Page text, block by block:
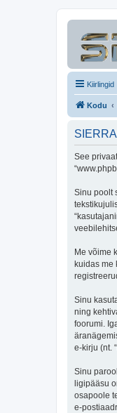
Kiirlingid
Kodu
See
Sinu poolt
Me võime
kuidas me
Sinu
ning
foorumi.
e-kirju (nt.
Sinu
ligipääsu
osapoole
e-